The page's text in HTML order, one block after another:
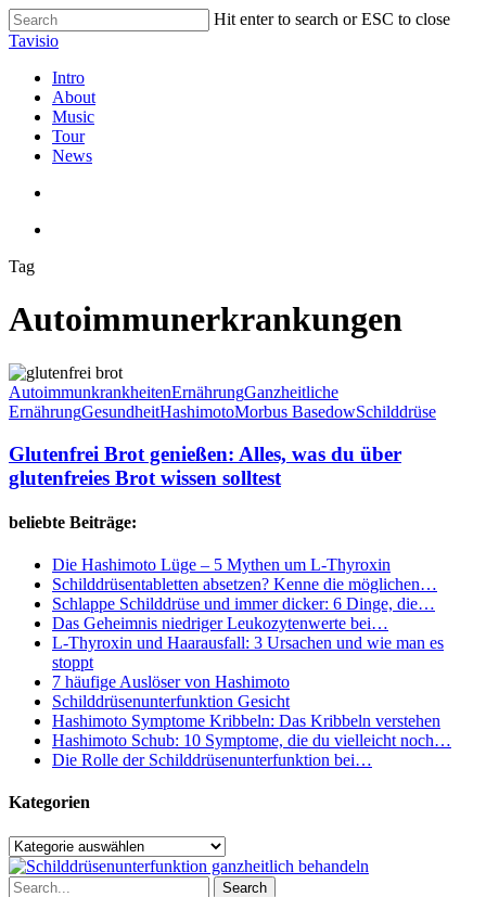
Skip
to
content
Hit enter to search or ESC to close
Close
Tavisio
search
Menu
Intro
About
Music
Tour
News
Tag
Autoimmunerkrankungen
Glutenfrei
Brot
genießen:
was
du
über
Brot
solltest
AutoimmunkrankheitenErnährungGanzheitliche
ErnährungGesundheitHashimotoMorbus BasedowSchilddrüse
Glutenfrei Brot genießen: Alles, was du über
glutenfreies Brot wissen solltest
beliebte Beiträge:
Die Hashimoto Lüge – 5 Mythen um L-Thyroxin
Schilddrüsentabletten absetzen? Kenne die möglichen…
Schlappe Schilddrüse und immer dicker: 6 Dinge, die…
Das Geheimnis niedriger Leukozytenwerte bei…
L-Thyroxin und Haarausfall: 3 Ursachen und wie man es
stoppt
7 häufige Auslöser von Hashimoto
Schilddrüsenunterfunktion Gesicht
Hashimoto Symptome Kribbeln: Das Kribbeln verstehen
Hashimoto Schub: 10 Symptome, die du vielleicht noch…
Die Rolle der Schilddrüsenunterfunktion bei…
Kategorien
Kategorien
Search